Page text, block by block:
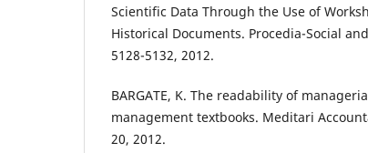
Scientific Data Through the Use of
Historical Documents. Procedia-Social
5128-5132, 2012.
BARGATE, K. The readability of
management textbooks. Meditari
20, 2012.